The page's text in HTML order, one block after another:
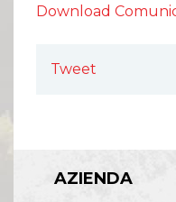
Download
Tweet
AZIENDA